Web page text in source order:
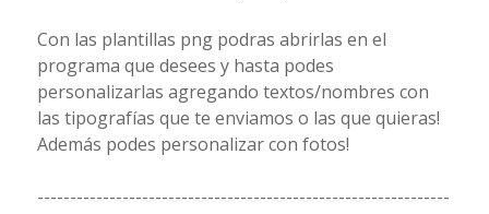
Con las plantillas png podras abrirlas en el
programa que desees y hasta podes
personalizarlas agregando textos/nombres con
las tipografías que te enviamos o las que quieras!
Además podes personalizar con fotos!
---------------------------------------------------------------